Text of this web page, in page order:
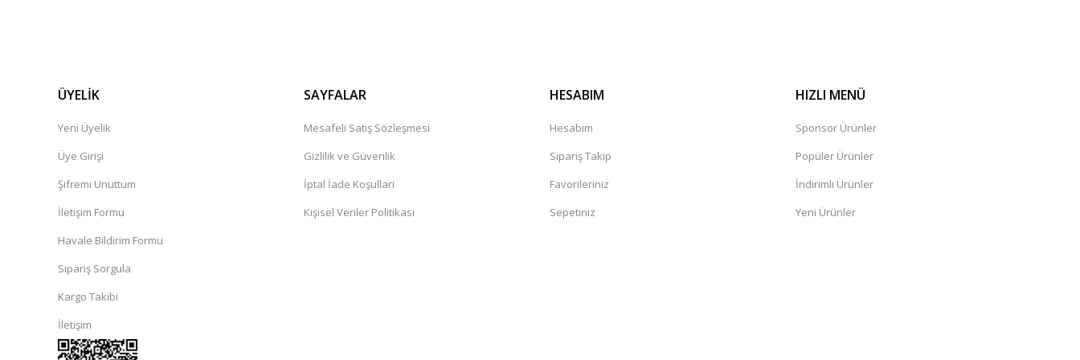
ÜYELİK
Yeni Üyelik
Üye Girişi
Şifremi Unuttum
İletişim Formu
Havale Bildirim Formu
Sipariş Sorgula
Kargo Takibi
İletişim
SAYFALAR
Mesafeli Satış Sözleşmesi
Gizlilik ve Güvenlik
İptal İade Koşullari
Kişisel Veriler Politikası
HESABIM
Hesabım
Sipariş Takip
Favorileriniz
Sepetiniz
HIZLI MENÜ
Sponsor Ürünler
Popüler Ürünler
İndirimli Ürünler
Yeni Ürünler